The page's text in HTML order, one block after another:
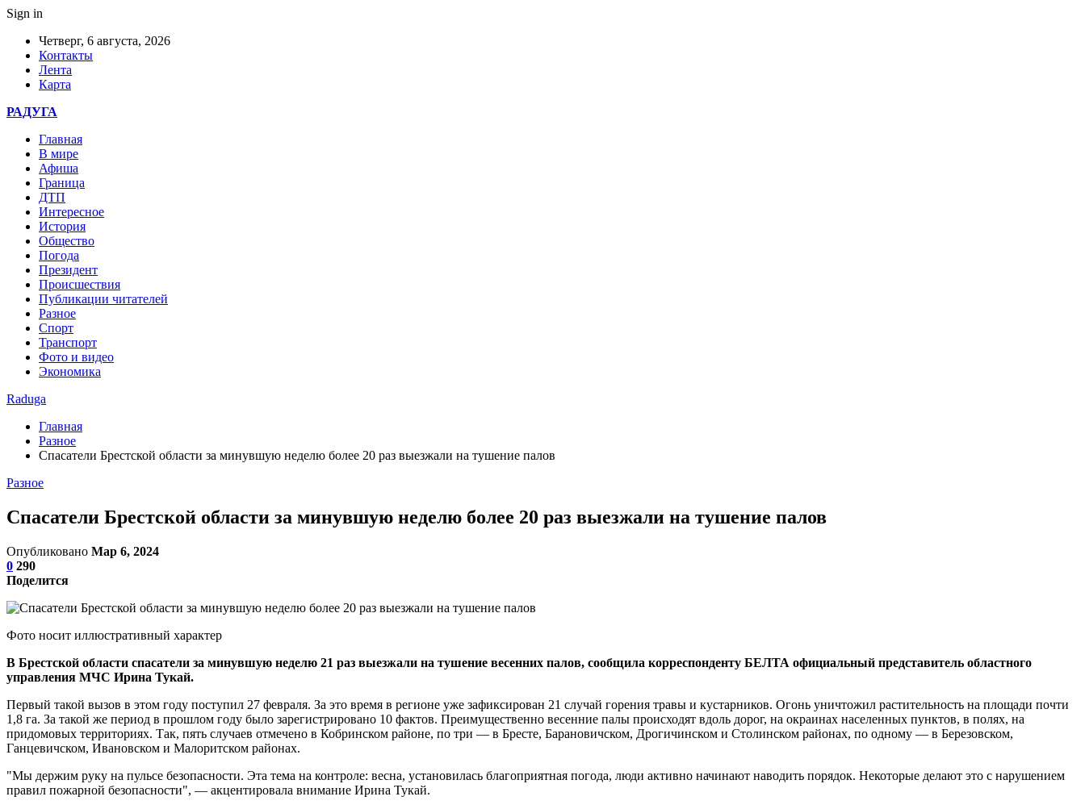
Sign in
Четверг, 6 августа, 2026
Контакты
Лента
Карта
РАДУГА
Главная
В мире
Афиша
Граница
ДТП
Интересное
История
Общество
Погода
Президент
Происшествия
Публикации читателей
Разное
Спорт
Транспорт
Фото и видео
Экономика
Raduga
Главная
Разное
Спасатели Брестской области за минувшую неделю более 20 раз выезжали на тушение палов
Разное
Спасатели Брестской области за минувшую неделю более 20 раз выезжали на тушение палов
Опубликовано Мар 6, 2024
0 290
Поделится
Фото носит иллюстративный характер
В Брестской области спасатели за минувшую неделю 21 раз выезжали на тушение весенних палов, сообщила корреспонденту БЕЛТА официальный представитель областного
управления МЧС Ирина Тукай.
Первый такой вызов в этом году поступил 27 февраля. За это время в регионе уже зафиксирован 21 случай горения травы и кустарников. Огонь уничтожил растительность на площади почти
1,8 га. За такой же период в прошлом году было зарегистрировано 10 фактов. Преимущественно весенние палы происходят вдоль дорог, на окраинах населенных пунктов, в полях, на
придомовых территориях. Так, пять случаев отмечено в Кобринском районе, по три — в Бресте, Барановичском, Дрогичинском и Столинском районах, по одному — в Березовском,
Ганцевичском, Ивановском и Малоритском районах.
"Мы держим руку на пульсе безопасности. Эта тема на контроле: весна, установилась благоприятная погода, люди активно начинают наводить порядок. Некоторые делают это с нарушением
правил пожарной безопасности", — акцентировала внимание Ирина Тукай.